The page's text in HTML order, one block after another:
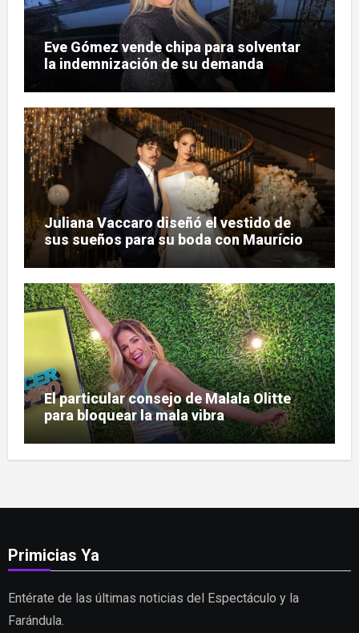
Eve Gómez vende chipa para solventar
la indemnización de su demanda
Juliana Vaccaro diseñó el vestido de
sus sueños para su boda con Maurício
Prado
El particular consejo de Malala Olitte
para bloquear la mala vibra
Primicias Ya
Entérate de las últimas noticias del Espectáculo y la
Farándula.